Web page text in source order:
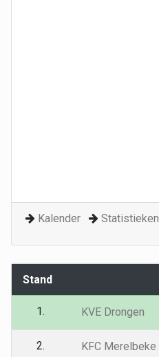
Kalender Statistieken
Stand
1. KVE Drongen
2. KFC Merelbeke